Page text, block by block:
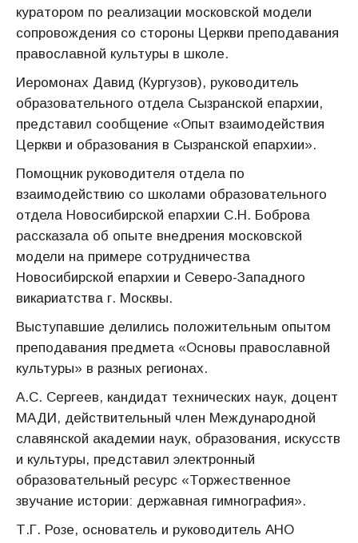
куратором по реализации московской модели
сопровождения со стороны Церкви преподавания
православной культуры в школе.
Иеромонах Давид (Кургузов), руководитель
образовательного отдела Сызранской епархии,
представил сообщение «Опыт взаимодействия
Церкви и образования в Сызранской епархии».
Помощник руководителя отдела по
взаимодействию со школами образовательного
отдела Новосибирской епархии С.Н. Боброва
рассказала об опыте внедрения московской
модели на примере сотрудничества
Новосибирской епархии и Северо-Западного
викариатства г. Москвы.
Выступавшие делились положительным опытом
преподавания предмета «Основы православной
культуры» в разных регионах.
А.С. Сергеев, кандидат технических наук, доцент
МАДИ, действительный член Международной
славянской академии наук, образования, искусств
и культуры, представил электронный
образовательный ресурс «Торжественное
звучание истории: державная гимнография».
Т.Г. Розе, основатель и руководитель АНО